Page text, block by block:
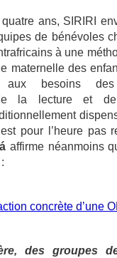
ans, SIRIRI
de bénévoles
à une
maternelle des
aux besoins
de la lecture et
pour l’heure pas
affirme néanmoins
concrète d’une
des groupes